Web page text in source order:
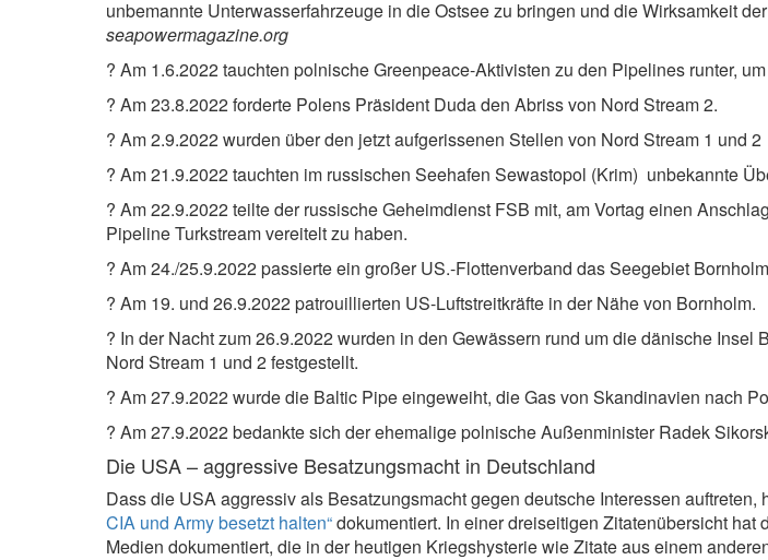
unbemannte Unterwasserfahrzeuge in die Ostsee zu bringen und die Wirksamkeit
seapowermagazine.org
?️ Am 1.6.2022 tauchten polnische Greenpeace-Aktivisten zu den Pipelines runter,
?️ Am 23.8.2022 forderte Polens Präsident Duda den Abriss von Nord Stream 2.
?️ Am 2.9.2022 wurden über den jetzt aufgerissenen Stellen von Nord Stream 1 und
?️ Am 21.9.2022 tauchten im russischen Seehafen Sewastopol (Krim) unbekannte
?️ Am 22.9.2022 teilte der russische Geheimdienst FSB mit, am Vortag einen
Pipeline Turkstream vereitelt zu haben.
?️ Am 24./25.9.2022 passierte ein großer US.-Flottenverband das Seegebiet
?️ Am 19. und 26.9.2022 patrouillierten US-Luftstreitkräfte in der Nähe von Bornholm.
?️ In der Nacht zum 26.9.2022 wurden in den Gewässern rund um die dänische
Nord Stream 1 und 2 festgestellt.
?️ Am 27.9.2022 wurde die Baltic Pipe eingeweiht, die Gas von Skandinavien nach
?️ Am 27.9.2022 bedankte sich der ehemalige polnische Außenminister Radek
Die USA – aggressive Besatzungsmacht in Deutschland
Dass die USA aggressiv als Besatzungsmacht gegen deutsche Interessen auftreten,
CIA und Army besetzt halten“dokumentiert. In einer dreiseitigen Zitatenübersicht
Medien dokumentiert, die in der heutigen Kriegshysterie wie Zitate aus einem